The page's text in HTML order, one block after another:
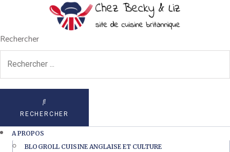
Rechercher
RECHERCHER
A PROPOS
BLOGROLL CUISINE ANGLAISE ET CULTURE